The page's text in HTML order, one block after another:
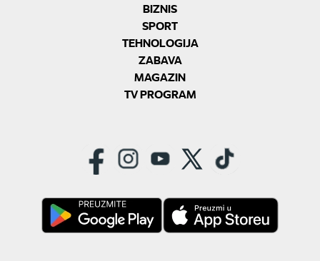
BIZNIS
SPORT
TEHNOLOGIJA
ZABAVA
MAGAZIN
TV PROGRAM